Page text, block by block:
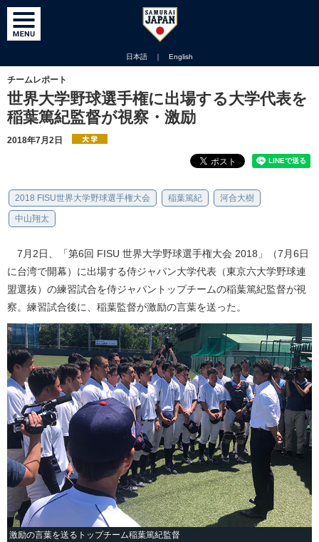
日本語 ｜ English
チームレポート
世界大学野球選手権に出場する大学代表を
稲葉篤紀監督が視察・激励
2018年7月2日
2018 FISU世界大学野球選手権大会 稲葉篤紀 河合大樹
中山翔太
7月2日、「第6回 FISU 世界大学野球選手権大会 2018」（7月6日
に台湾で開幕）に出場する侍ジャパン大学代表（東京六大学野球連
盟選抜）の練習試合を侍ジャパントップチームの稲葉篤紀監督が視
察。練習試合後に、稲葉監督が激励の言葉を送った。
激励の言葉を送るトップチーム稲葉篤紀監督